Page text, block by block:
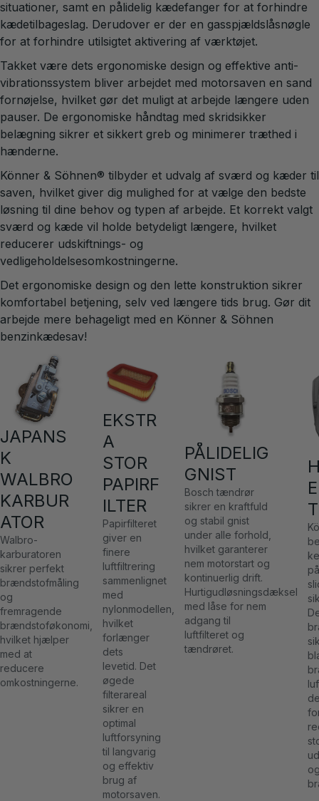
situationer, samt en pålidelig kædefanger for at forhindre
kædetilbageslag. Derudover er der en gasspjældslåsnøgle
for at forhindre utilsigtet aktivering af værktøjet.
Takket være dets ergonomiske design og effektive anti-
vibrationssystem bliver arbejdet med motorsaven en sand
fornøjelse, hvilket gør det muligt at arbejde længere uden
pauser. De ergonomiske håndtag med skridsikker
belægning sikrer et sikkert greb og minimerer træthed i
hænderne.
Könner & Söhnen® tilbyder et udvalg af sværd og kæder til
saven, hvilket giver dig mulighed for at vælge den bedste
løsning til dine behov og typen af arbejde. Et korrekt valgt
sværd og kæde vil holde betydeligt længere, hvilket
reducerer udskiftnings- og
vedligeholdelsesomkostningerne.
Det ergonomiske design og den lette konstruktion sikrer
komfortabel betjening, selv ved længere tids brug. Gør dit
arbejde mere behageligt med en Könner & Söhnen
benzinkædesav!
JAPANS
K
WALBRO
KARBUR
ATOR
Walbro-
karburatoren
sikrer perfekt
brændstofmåling
og
fremragende
brændstoføkonomi,
hvilket hjælper
med at
reducere
omkostningerne.
EKSTR
A
STOR
PAPIRF
ILTER
Papirfilteret
giver en
finere
luftfiltrering
sammenlignet
med
nylonmodellen,
hvilket
forlænger
dets
levetid. Det
øgede
filterareal
sikrer en
optimal
luftforsyning
til langvarig
og effektiv
brug af
motorsaven.
PÅLIDELIG
GNIST
Bosch tændrør
sikrer en kraftfuld
og stabil gnist
under alle forhold,
hvilket garanterer
nem motorstart og
kontinuerlig drift.
Hurtigudløsningsdæksel
med låse for nem
adgang til
luftfilteret og
tændrøret.
T